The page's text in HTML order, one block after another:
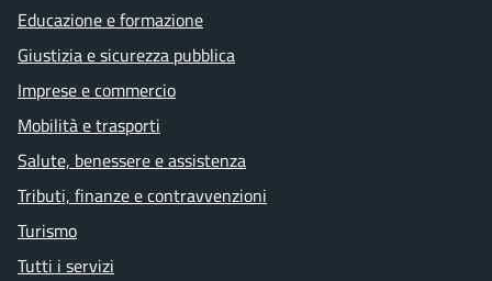
Educazione e formazione
Giustizia e sicurezza pubblica
Imprese e commercio
Mobilità e trasporti
Salute, benessere e assistenza
Tributi, finanze e contravvenzioni
Turismo
Tutti i servizi